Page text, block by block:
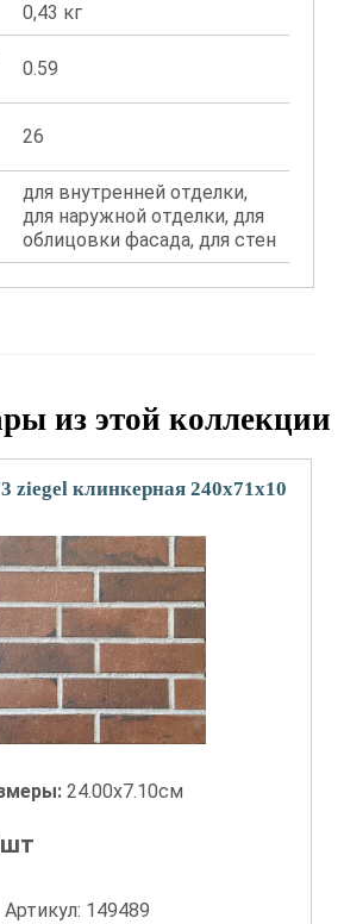
0,43 кг
0.59
26
для внутренней отделки,
для наружной отделки, для
облицовки фасада, для стен
из этой коллекции
ziegel клинкерная 240х71х10
24.00x7.10см
Артикул: 149489